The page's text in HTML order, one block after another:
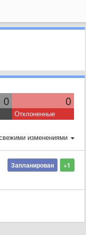
0 0
Отклоненные
изменениями
+1
Запланирован